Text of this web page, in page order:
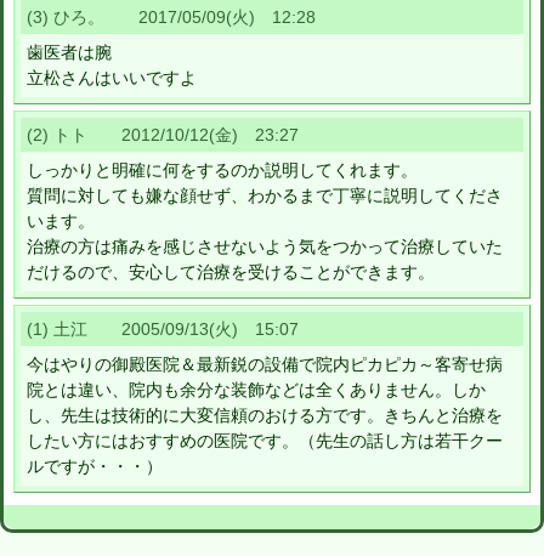
(3) ひろ。 2017/05/09(火) 12:28
歯医者は腕
立松さんはいいですよ
(2) トト 2012/10/12(金) 23:27
しっかりと明確に何をするのか説明してくれます。
質問に対しても嫌な顔せず、わかるまで丁寧に説明してくださ
います。
治療の方は痛みを感じさせないよう気をつかって治療していた
だけるので、安心して治療を受けることができます。
(1) 土江 2005/09/13(火) 15:07
今はやりの御殿医院＆最新鋭の設備で院内ピカピカ～客寄せ病
院とは違い、院内も余分な装飾などは全くありません。しか
し、先生は技術的に大変信頼のおける方です。きちんと治療を
したい方にはおすすめの医院です。（先生の話し方は若干クー
ルですが・・・）